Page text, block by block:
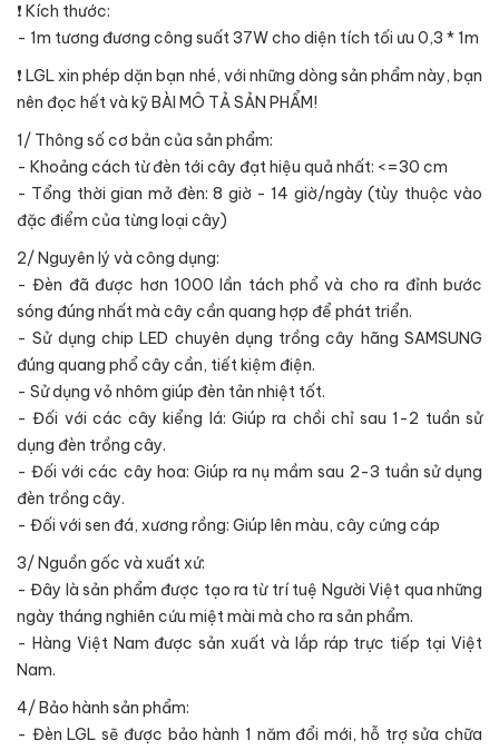
❗ Kích thước:
- 1m tương đương công suất 37W cho diện tích tối ưu 0,3 * 1m
❗ LGL xin phép dặn bạn nhé, với những dòng sản phẩm này, bạn
nên đọc hết và kỹ BÀI MÔ TẢ SẢN PHẨM!
1/ Thông số cơ bản của sản phẩm:
- Khoảng cách từ đèn tới cây đạt hiệu quả nhất: <=30 cm
- Tổng thời gian mở đèn: 8 giờ - 14 giờ/ngày (tùy thuộc vào
đặc điểm của từng loại cây)
2/ Nguyên lý và công dụng:
- Đèn đã được hơn 1000 lần tách phổ và cho ra đỉnh bước
sóng đúng nhất mà cây cần quang hợp để phát triển.
- Sử dụng chip LED chuyên dụng trồng cây hãng SAMSUNG
đúng quang phổ cây cần, tiết kiệm điện.
- Sử dụng vỏ nhôm giúp đèn tản nhiệt tốt.
- Đối với các cây kiểng lá: Giúp ra chồi chỉ sau 1-2 tuần sử
dụng đèn trồng cây.
- Đối với các cây hoa: Giúp ra nụ mầm sau 2-3 tuần sử dụng
đèn trồng cây.
- Đối với sen đá, xương rồng: Giúp lên màu, cây cứng cáp
3/ Nguồn gốc và xuất xứ:
- Đây là sản phẩm được tạo ra từ trí tuệ Người Việt qua những
ngày tháng nghiên cứu miệt mài mà cho ra sản phẩm.
- Hàng Việt Nam được sản xuất và lắp ráp trực tiếp tại Việt
Nam.
4/ Bảo hành sản phẩm:
- Đèn LGL sẽ được bảo hành 1 năm đổi mới, hỗ trợ sửa chữa